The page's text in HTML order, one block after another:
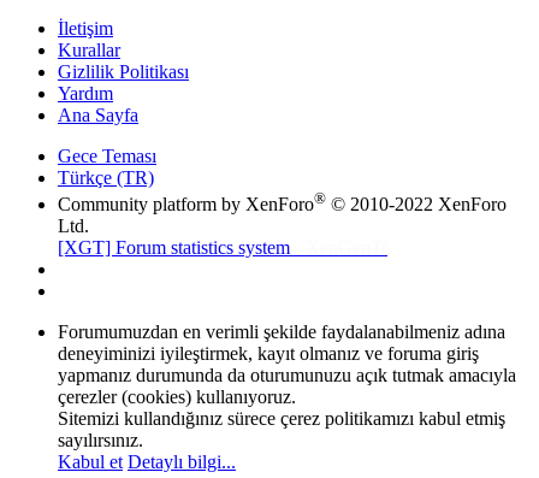
İletişim
Kurallar
Gizlilik Politikası
Yardım
Ana Sayfa
Gece Teması
Türkçe (TR)
Community platform by XenForo® © 2010-2022 XenForo
Ltd.
[XGT] Forum statistics system
Forumumuzdan en verimli şekilde faydalanabilmeniz adına
deneyiminizi iyileştirmek, kayıt olmanız ve foruma giriş
yapmanız durumunda da oturumunuzu açık tutmak amacıyla
çerezler (cookies) kullanıyoruz.
Sitemizi kullandığınız sürece çerez politikamızı kabul etmiş
sayılırsınız.
Kabul et Detaylı bilgi...